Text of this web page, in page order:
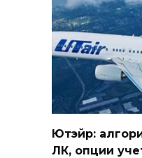
Ютэйр:
ЛК, опции